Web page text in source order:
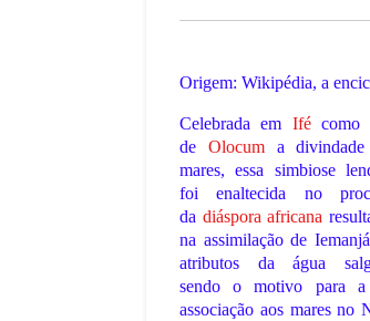
Origem: Wikipédia, a
Celebrada em Ifécomo
de Olocuma divindade
mares, essa simbiose
foi enaltecida no
da diáspora africana
na assimilação de
atributos da água
sendo o motivo para a
associação aos mares no